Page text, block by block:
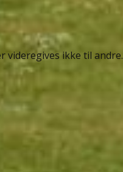
videregives ikke til andre.